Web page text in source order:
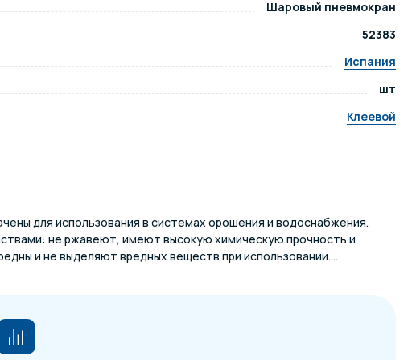
Шаровый пневмокран
52383
Испания
шт
Клеевой
для использования в системах орошения и водоснабжения.
не ржавеют, имеют высокую химическую прочность и
и не выделяют вредных веществ при использовании....